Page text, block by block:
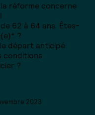
la réforme concerne
62 à 64 ans. Êtes-
?
départ anticipé
conditions
?
2023